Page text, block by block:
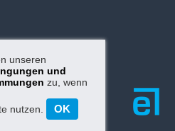
unseren
und
zu, wenn
nutzen. OK